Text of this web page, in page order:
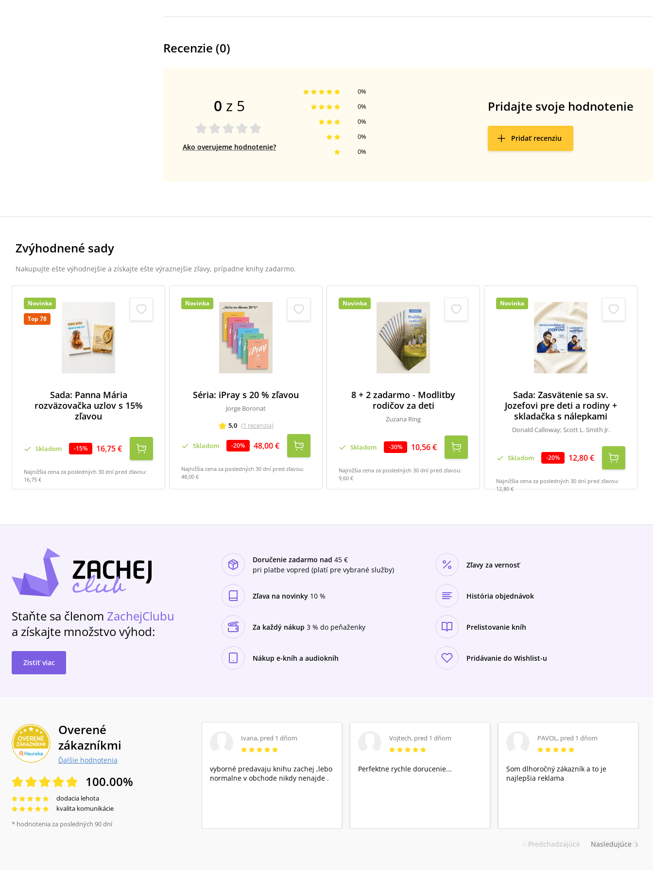
Recenzie (0)
0 z 5
Ako overujeme hodnotenie? 0%
0%
0%
0%
0%
Pridajte svoje hodnotenie
Pridať recenziu
Zvýhodnené sady
Nakupujte ešte výhodnejšie a získajte ešte výraznejšie zľavy, prípadne knihy zadarmo.
Novinka
Top 78
Sada: Panna Mária
rozväzovačka uzlov s 15%
zľavou
Skladom -15% 16,75 €
Najnižšia cena za posledných 30 dní pred zľavou:
16,75 €
Novinka
Séria: iPray s 20 % zľavou
Jorge Boronat
5,0 (1 recenzia)
Skladom -20% 48,00 €
Najnižšia cena za posledných 30 dní pred zľavou:
48,00 €
Novinka
8 + 2 zadarmo - Modlitby
rodičov za deti
Zuzana Ring
Skladom -30% 10,56 €
Najnižšia cena za posledných 30 dní pred zľavou:
9,60 €
Novinka
Sada: Zasvätenie sa sv.
Jozefovi pre deti a rodiny +
skladačka s nálepkami
Donald Calloway; Scott L. Smith Jr.
Skladom -20% 12,80 €
Najnižšia cena za posledných 30 dní pred zľavou:
12,80 €
Staňte sa členom ZachejClubu
a získajte množstvo výhod:
Zistiť viac
Doručenie zadarmo nad 45 €
pri platbe vopred (platí pre vybrané služby)
Zľavy za vernosť
Zľava na novinky 10 % História objednávok
Za každý nákup 3 % do peňaženky Prelistovanie kníh
Nákup e-kníh a audiokníh Pridávanie do Wishlist-u
Overené
zákazníkmi
Ďalšie hodnotenia
100.00%
dodacia lehota
kvalita komunikácie
* hodnotenia za posledných 90 dní
Predchadzajúce
Ivana, pred 1 dňom
vyborné predavaju knihu zachej ,lebo
normalne v obchode nikdy nenajde .
Vojtech, pred 1 dňom
Perfektne rychle dorucenie...
PAVOL, pred 1 dňom
Som dlhoročný zákazník a to je
najlepšia reklama
Nasledujúce